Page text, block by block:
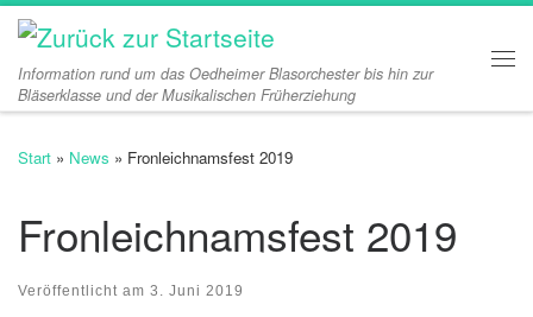
Zum Inhalt springen
Information rund um das Oedheimer Blasorchester bis hin zur
Bläserklasse und der Musikalischen Früherziehung
Start » News » Fronleichnamsfest 2019
Fronleichnamsfest 2019
Veröffentlicht am 3. Juni 2019